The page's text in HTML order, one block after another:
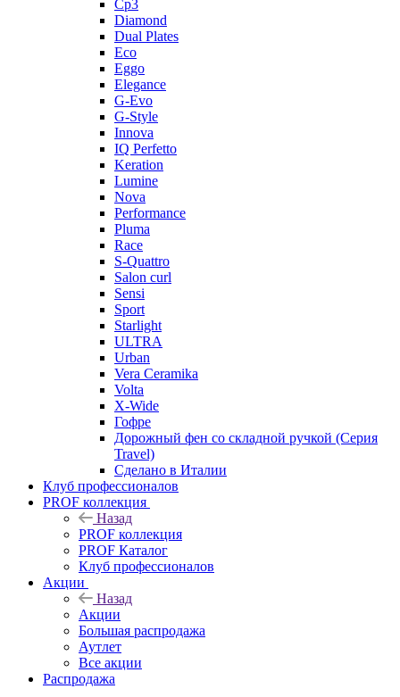
Cp3
Diamond
Dual Plates
Eco
Eggo
Elegance
G-Evo
G-Style
Innova
IQ Perfetto
Keration
Lumine
Nova
Performance
Pluma
Race
S-Quattro
Salon curl
Sensi
Sport
Starlight
ULTRA
Urban
Vera Ceramika
Volta
X-Wide
Гофре
Дорожный фен со складной ручкой (Серия
Travel)
Сделано в Италии
Клуб профессионалов
PROF коллекция
Назад
PROF коллекция
PROF Каталог
Клуб профессионалов
Акции
Назад
Акции
Большая распродажа
Аутлет
Все акции
Распродажа